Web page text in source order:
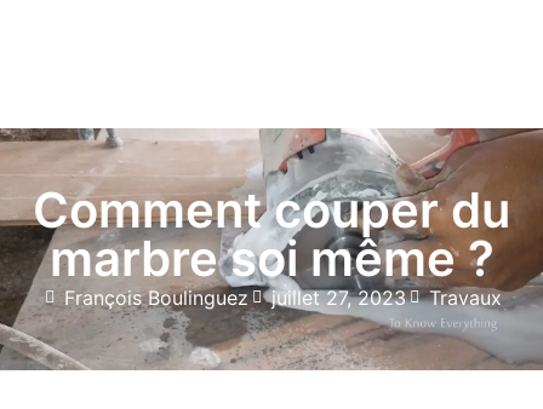
Comment couper du
marbre soi même ?
François Boulinguez juillet 27, 2023 Travaux